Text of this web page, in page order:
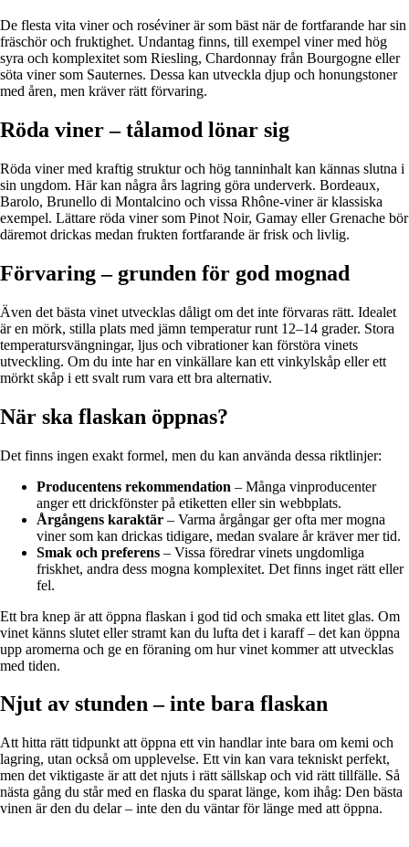
De flesta vita viner och roséviner är som bäst när de fortfarande har sin
fräschör och fruktighet. Undantag finns, till exempel viner med hög
syra och komplexitet som Riesling, Chardonnay från Bourgogne eller
söta viner som Sauternes. Dessa kan utveckla djup och honungstoner
med åren, men kräver rätt förvaring.
Röda viner – tålamod lönar sig
Röda viner med kraftig struktur och hög tanninhalt kan kännas slutna i
sin ungdom. Här kan några års lagring göra underverk. Bordeaux,
Barolo, Brunello di Montalcino och vissa Rhône-viner är klassiska
exempel. Lättare röda viner som Pinot Noir, Gamay eller Grenache bör
däremot drickas medan frukten fortfarande är frisk och livlig.
Förvaring – grunden för god mognad
Även det bästa vinet utvecklas dåligt om det inte förvaras rätt. Idealet
är en mörk, stilla plats med jämn temperatur runt 12–14 grader. Stora
temperatursvängningar, ljus och vibrationer kan förstöra vinets
utveckling. Om du inte har en vinkällare kan ett vinkylskåp eller ett
mörkt skåp i ett svalt rum vara ett bra alternativ.
När ska flaskan öppnas?
Det finns ingen exakt formel, men du kan använda dessa riktlinjer:
Producentens rekommendation – Många vinproducenter
anger ett drickfönster på etiketten eller sin webbplats.
Årgångens karaktär – Varma årgångar ger ofta mer mogna
viner som kan drickas tidigare, medan svalare år kräver mer tid.
Smak och preferens – Vissa föredrar vinets ungdomliga
friskhet, andra dess mogna komplexitet. Det finns inget rätt eller
fel.
Ett bra knep är att öppna flaskan i god tid och smaka ett litet glas. Om
vinet känns slutet eller stramt kan du lufta det i karaff – det kan öppna
upp aromerna och ge en föraning om hur vinet kommer att utvecklas
med tiden.
Njut av stunden – inte bara flaskan
Att hitta rätt tidpunkt att öppna ett vin handlar inte bara om kemi och
lagring, utan också om upplevelse. Ett vin kan vara tekniskt perfekt,
men det viktigaste är att det njuts i rätt sällskap och vid rätt tillfälle. Så
nästa gång du står med en flaska du sparat länge, kom ihåg: Den bästa
vinen är den du delar – inte den du väntar för länge med att öppna.